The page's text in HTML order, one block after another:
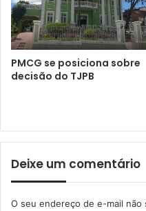
PMCG se posiciona sobre
decisão do TJPB
Deixe um comentário
O seu endereço de e-mail não